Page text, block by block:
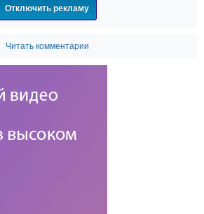
Отключить рекламу
Читать комментарии